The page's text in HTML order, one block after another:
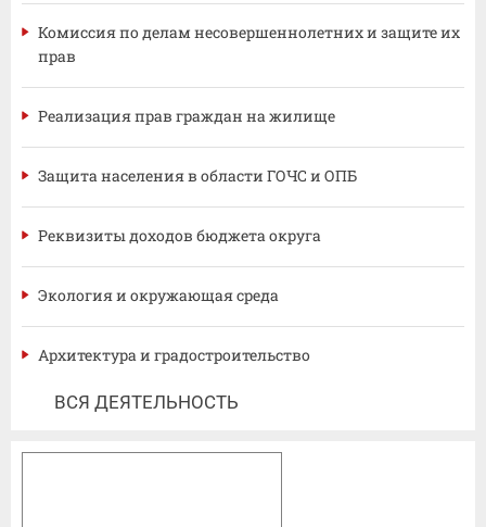
Комиссия по делам несовершеннолетних и защите их
прав
Реализация прав граждан на жилище
Защита населения в области ГОЧС и ОПБ
Реквизиты доходов бюджета округа
Экология и окружающая среда
Архитектура и градостроительство
ВСЯ ДЕЯТЕЛЬНОСТЬ